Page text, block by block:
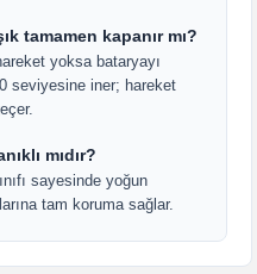
tamamen kapanır mı?
yoksa bataryayı
seviyesine iner; hareket
mıdır?
sayesinde yoğun
tam koruma sağlar.